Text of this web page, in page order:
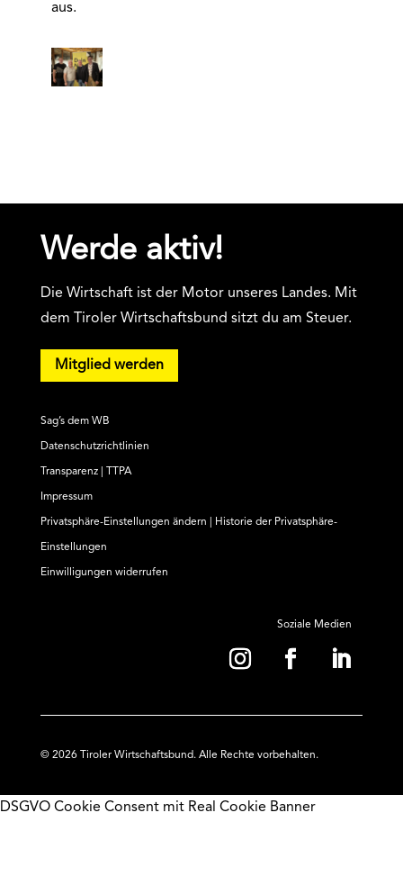
aus.
Werde aktiv!
Die Wirtschaft ist der Motor unseres Landes. Mit
dem Tiroler Wirtschaftsbund sitzt du am Steuer.
Mitglied werden
Sag’s dem WB
Datenschutzrichtlinien
Transparenz | TTPA
Impressum
Privatsphäre-Einstellungen ändern Historie der Privatsphäre-
Einstellungen
Einwilligungen widerrufen
Soziale Medien
© 2026 Tiroler Wirtschaftsbund. Alle Rechte vorbehalten.
DSGVO Cookie Consent mit Real Cookie Banner